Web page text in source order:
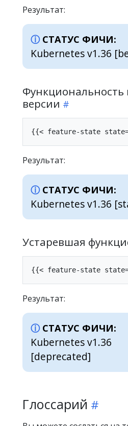
Результат:
СТАТУС ФИЧИ:
Kubernetes v1.36
Функциональность
версии
Результат:
СТАТУС ФИЧИ:
Kubernetes v1.36
Устаревшая
Результат:
СТАТУС ФИЧИ:
Kubernetes v1.36
[deprecated]
Глоссарий